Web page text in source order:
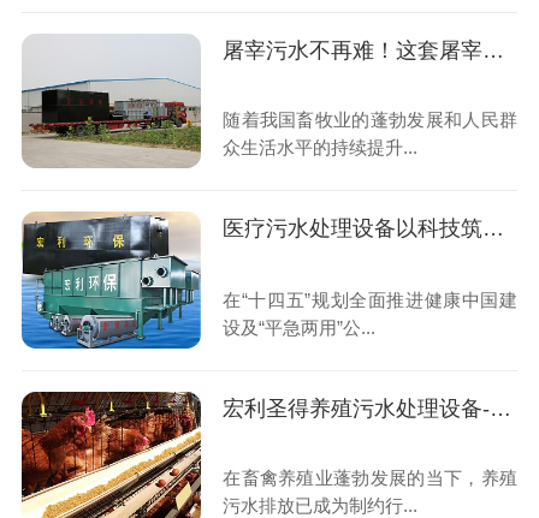
屠宰污水不再难！这套屠宰污水处理设备全国上千家屠宰场都在用
随着我国畜牧业的蓬勃发展和人民群
众生活水平的持续提升...
医疗污水处理设备以科技筑牢公共卫生安全防线,助力“平急两用”医疗体系建设
在“十四五”规划全面推进健康中国建
设及“平急两用”公...
宏利圣得养殖污水处理设备-科技赋能,守护生态养殖新未来
在畜禽养殖业蓬勃发展的当下，养殖
污水排放已成为制约行...